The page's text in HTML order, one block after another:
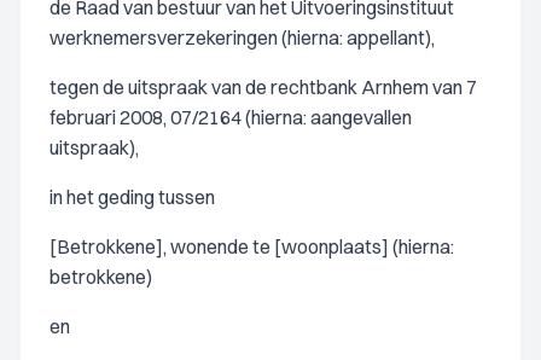
de Raad van bestuur van het Uitvoeringsinstituut
werknemersverzekeringen (hierna: appellant),
tegen de uitspraak van de rechtbank Arnhem van 7
februari 2008, 07/2164 (hierna: aangevallen
uitspraak),
in het geding tussen
[Betrokkene], wonende te [woonplaats] (hierna:
betrokkene)
en